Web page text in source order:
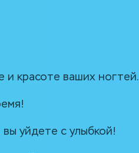
и красоте ваших ногтей.
уйдете с улыбкой!